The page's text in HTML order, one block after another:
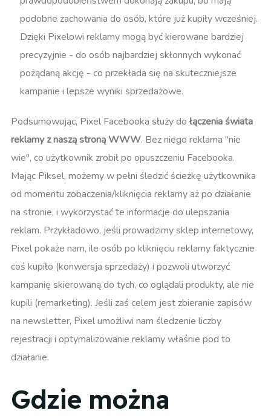
podobne zachowania do osób, które już kupiły wcześniej​.
Dzięki Pixelowi reklamy mogą być kierowane bardziej
precyzyjnie - do osób najbardziej skłonnych wykonać
pożądaną akcję - co przekłada się na skuteczniejsze
kampanie i lepsze wyniki sprzedażowe​.
Podsumowując, Pixel Facebooka służy do łączenia świata
reklamy z naszą stroną WWW. Bez niego reklama "nie
wie", co użytkownik zrobił po opuszczeniu Facebooka.
Mając Piksel, możemy w pełni śledzić ścieżkę użytkownika
od momentu zobaczenia/kliknięcia reklamy aż po działanie
na stronie, i wykorzystać te informacje do ulepszania
reklam. Przykładowo, jeśli prowadzimy sklep internetowy,
Pixel pokaże nam, ile osób po kliknięciu reklamy faktycznie
coś kupiło (konwersja sprzedaży) i pozwoli utworzyć
kampanię skierowaną do tych, co oglądali produkty, ale nie
kupili (remarketing). Jeśli zaś celem jest zbieranie zapisów
na newsletter, Pixel umożliwi nam śledzenie liczby
rejestracji i optymalizowanie reklamy właśnie pod to
działanie.
Gdzie można